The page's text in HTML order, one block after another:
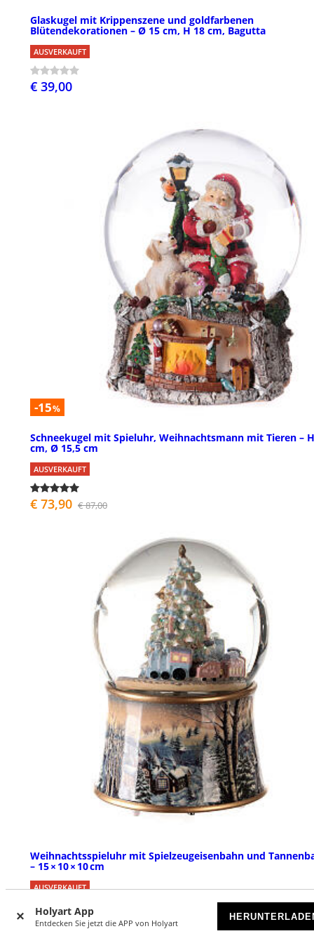
Holyart App
Entdecken Sie jetzt die APP von Holyart
Glaskugel mit Krippenszene und goldfarbenen
Blütendekorationen – Ø 15 cm, H 18 cm, Bagutta
AUSVERKAUFT
€ 39,00
-15%
Schneekugel mit Spieluhr, Weihnachtsmann mit Tieren –
cm, Ø 15,5 cm
AUSVERKAUFT
€ 73,90 € 87,00
Weihnachtsspieluhr mit Spielzeugeisenbahn und
– 15 × 10 × 10 cm
AUSVERKAUFT
€ 44,90